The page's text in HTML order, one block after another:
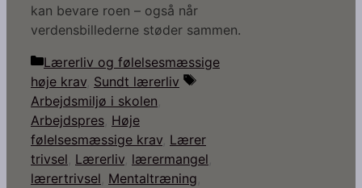
kan bevare roen – også når
verdensbillederne støder sammen.
Kategorier
Lærerliv og følelsesmæssige
høje krav Sundt lærerliv
Tags
Arbejdsmiljø i skolen
Arbejdspres Høje
følelsesmæssige krav Lærer
trivsel Lærerliv lærermangel
lærertrivsel Mentaltræning